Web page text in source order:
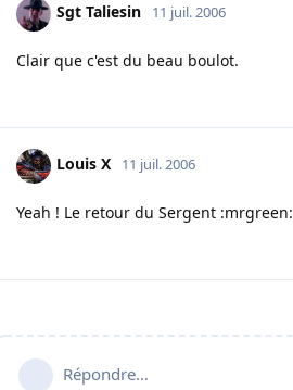
Sgt Taliesin 11 juil. 2006
Clair que c'est du beau boulot.
Louis X 11 juil. 2006
Yeah ! Le retour du Sergent :mrgreen:
Répondre…